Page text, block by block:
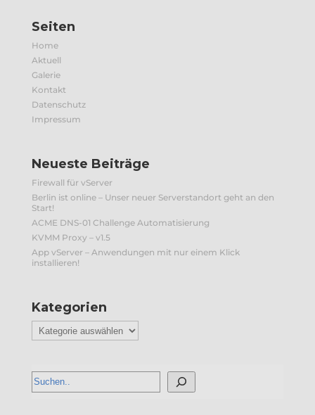
Seiten
Home
Aktuell
Galerie
Kontakt
Datenschutz
Impressum
Neueste Beiträge
Firewall für vServer
Berlin ist online – Unser neuer Serverstandort geht an den
Start!
ACME DNS-01 Challenge Automatisierung
KVMM Proxy – v1.5
App vServer – Anwendungen mit nur einem Klick
installieren!
Kategorien
Kategorien